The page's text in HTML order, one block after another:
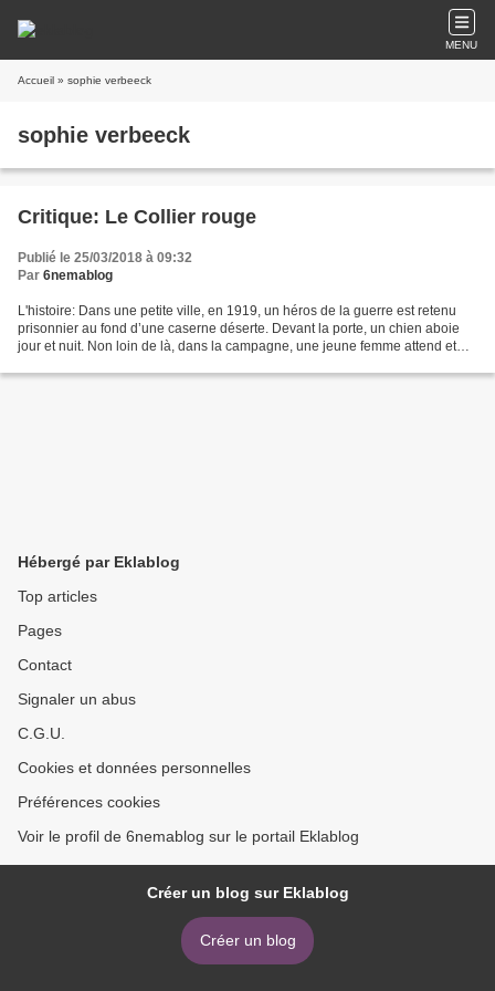
MENU
Accueil » sophie verbeeck
sophie verbeeck
Critique: Le Collier rouge
Publié le 25/03/2018 à 09:32
Par 6nemablog
L'histoire: Dans une petite ville, en 1919, un héros de la guerre est retenu
prisonnier au fond d’une caserne déserte. Devant la porte, un chien aboie
jour et nuit. Non loin de là, dans la campagne, une jeune femme attend et
Hébergé par Eklablog
Top articles
Pages
Contact
Signaler un abus
C.G.U.
Cookies et données personnelles
Préférences cookies
Voir le profil de 6nemablog sur le portail Eklablog
Créer un blog sur Eklablog
Créer un blog